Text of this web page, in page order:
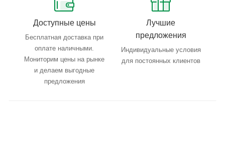
Доступные цены
Бесплатная доставка при
оплате наличными.
Мониторим цены на рынке
и делаем выгодные
предложения
Лучшие
предложения
Индивидуальные условия
для постоянных клиентов